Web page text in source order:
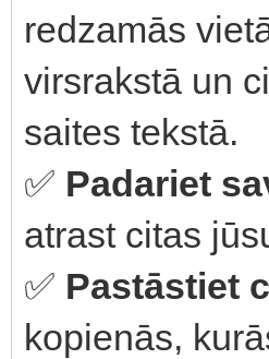
redzamās
virsrakstā un
saites tekstā.
✅ Padariet
atrast citas
✅ Pastāstiet
kopienās,